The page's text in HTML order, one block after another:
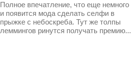
Полное впечатление, что еще немного
и появится мода сделать селфи в
прыжке с небоскреба. Тут же толпы
леммингов ринутся получать премию...